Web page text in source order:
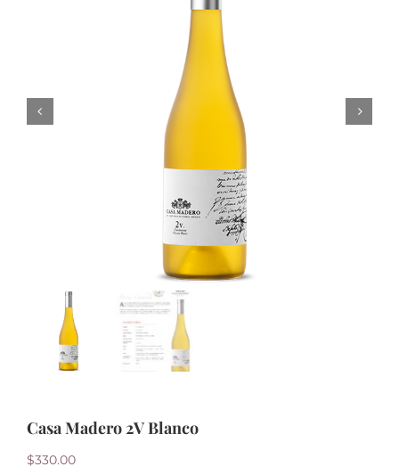
Contacto
Casa Madero 2V Blanco
$330.00